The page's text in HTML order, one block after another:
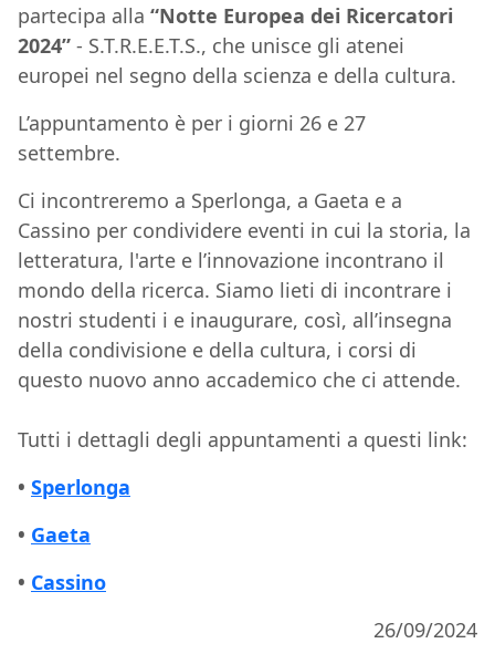
partecipa alla “Notte Europea dei Ricercatori
2024” - S.T.R.E.E.T.S., che unisce gli atenei
europei nel segno della scienza e della cultura.
L’appuntamento è per i giorni 26 e 27
settembre.
Ci incontreremo a Sperlonga, a Gaeta e a
Cassino per condividere eventi in cui la storia, la
letteratura, l'arte e l’innovazione incontrano il
mondo della ricerca. Siamo lieti di incontrare i
nostri studenti i e inaugurare, così, all’insegna
della condivisione e della cultura, i corsi di
questo nuovo anno accademico che ci attende.
Tutti i dettagli degli appuntamenti a questi link:
• Sperlonga
• Gaeta
• Cassino
26/09/2024